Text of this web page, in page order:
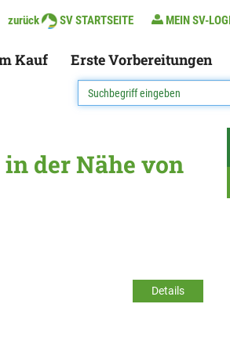
zurück SV STARTSEITE MEIN SV-
Kauf Erste Vorbereitungen
der Nähe von
Details